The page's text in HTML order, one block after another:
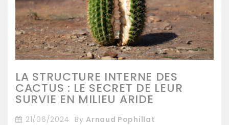
LA STRUCTURE INTERNE DES
CACTUS : LE SECRET DE LEUR
SURVIE EN MILIEU ARIDE
21/06/2024 ByArnaud Pophillat